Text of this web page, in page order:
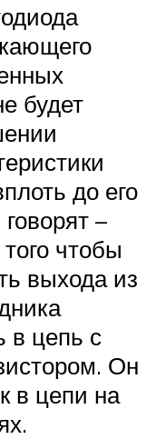
будет
до его
–
чтобы
выхода из
в цепь с
Он
в цепи на